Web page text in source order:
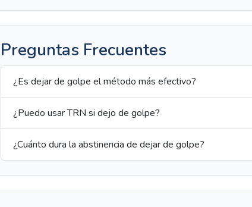
Preguntas Frecuentes
¿Es dejar de golpe el método más efectivo?
¿Puedo usar TRN si dejo de golpe?
¿Cuánto dura la abstinencia de dejar de golpe?